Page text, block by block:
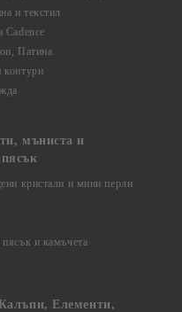
и текстил
Cadence
Патина
контури
мъниста и
кристали и мини перли
пясък и камъчета
Елементи,